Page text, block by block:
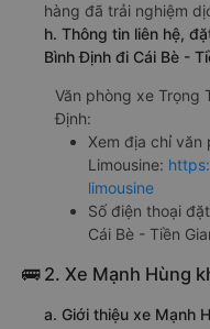
hàng đã trải nghiệm
h. Thông tin liên hệ,
Bình Định đi Cái Bè -
Văn phòng xe Trọng
Định:
Xem địa chỉ văn
Limousine:
limousine
Số điện thoại
Cái Bè - Tiền
🚌 2. Xe Mạnh Hùng
a. Giới thiệu xe Mạnh